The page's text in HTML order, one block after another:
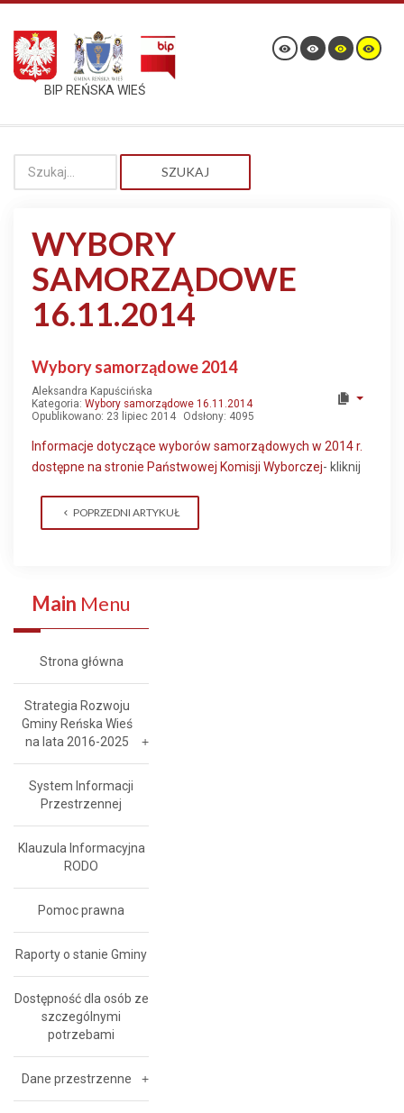
BIP REŃSKA WIEŚ
SZUKAJ
WYBORY
SAMORZĄDOWE
16.11.2014
Wybory samorządowe 2014
Aleksandra Kapuścińska
Kategoria: Wybory samorządowe 16.11.2014
Opublikowano: 23 lipiec 2014
Odsłony: 4095
Informacje dotyczące wyborów samorządowych w 2014 r.
dostępne na stronie Państwowej Komisji Wyborczej- kliknij
POPRZEDNI ARTYKUŁ
Main Menu
Strona główna
Strategia Rozwoju
Gminy Reńska Wieś
na lata 2016-2025
System Informacji
Przestrzennej
Klauzula Informacyjna
RODO
Pomoc prawna
Raporty o stanie Gminy
Dostępność dla osób ze
szczególnymi
potrzebami
Dane przestrzenne